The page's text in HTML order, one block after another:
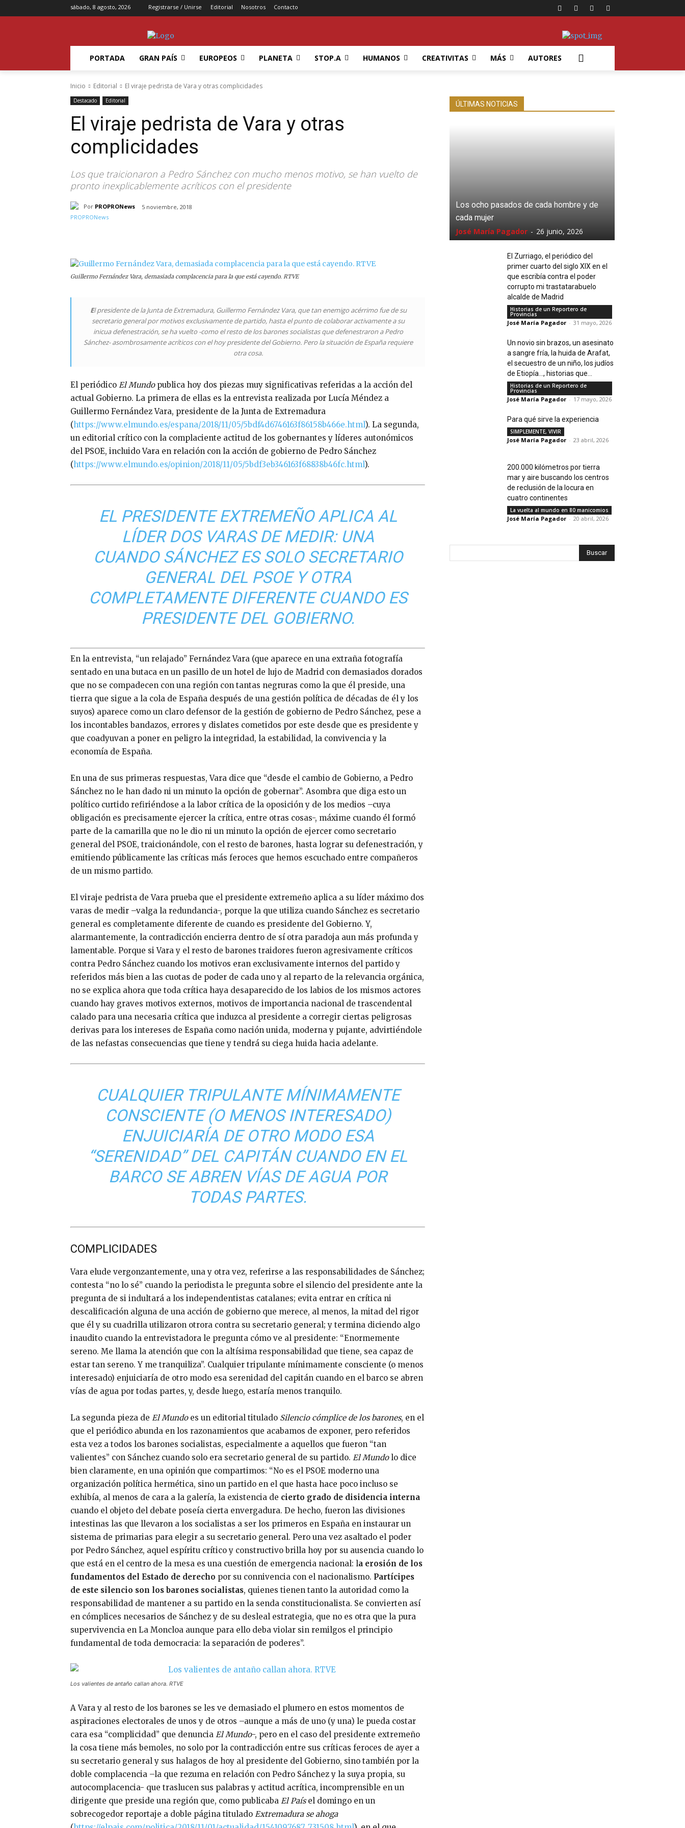
sábado, 8 agosto, 2026 Registrarse / Unirse Editorial Nosotros Contacto
PORTADA GRAN PAÍS EUROPEOS PLANETA STOP.A HUMANOS CREATIVITAS MÁS AUTORES
Inicio Editorial El viraje pedrista de Vara y otras complicidades
Destacado Editorial
El viraje pedrista de Vara y otras
complicidades
Los que traicionaron a Pedro Sánchez con mucho menos motivo, se han vuelto de
pronto inexplicablemente acríticos con el presidente
Por PROPRONews 5 noviembre, 2018
Guillermo Fernández Vara, demasiada complacencia para la que está cayendo. RTVE
El presidente de la Junta de Extremadura, Guillermo Fernández Vara, que tan enemigo acérrimo fue de su
secretario general por motivos exclusivamente de partido, hasta el punto de colaborar activamente a su
inicua defenestración, se ha vuelto -como el resto de los barones socialistas que defenestraron a Pedro
Sánchez- asombrosamente acríticos con el hoy presidente del Gobierno. Pero la situación de España requiere
otra cosa.
El periódico El Mundopublica hoy dos piezas muy significativas referidas a la acción del
actual Gobierno. La primera de ellas es la entrevista realizada por Lucía Méndez a
Guillermo Fernández Vara, presidente de la Junta de Extremadura
(https://www.elmundo.es/espana/2018/11/05/5bdf4d6746163f86158b466e.html). La segunda,
un editorial crítico con la complaciente actitud de los gobernantes y líderes autonómicos
del PSOE, incluido Vara en relación con la acción de gobierno de Pedro Sánchez
(https://www.elmundo.es/opinion/2018/11/05/5bdf3eb346163f68838b46fc.html).
EL PRESIDENTE EXTREMEÑO APLICA AL
LÍDER DOS VARAS DE MEDIR: UNA
CUANDO SÁNCHEZ ES SOLO SECRETARIO
GENERAL DEL PSOE Y OTRA
COMPLETAMENTE DIFERENTE CUANDO ES
PRESIDENTE DEL GOBIERNO.
En la entrevista, “un relajado” Fernández Vara (que aparece en una extraña fotografía
sentado en una butaca en un pasillo de un hotel de lujo de Madrid con demasiados dorados
que no se compadecen con una región con tantas negruras como la que él preside, una
tierra que sigue a la cola de España después de una gestión política de décadas de él y los
suyos) aparece como un claro defensor de la gestión de gobierno de Pedro Sánchez, pese a
los incontables bandazos, errores y dislates cometidos por este desde que es presidente y
que coadyuvan a poner en peligro la integridad, la estabilidad, la convivencia y la
economía de España.
En una de sus primeras respuestas, Vara dice que “desde el cambio de Gobierno, a Pedro
Sánchez no le han dado ni un minuto la opción de gobernar”. Asombra que diga esto un
político curtido refiriéndose a la labor crítica de la oposición y de los medios –cuya
obligación es precisamente ejercer la crítica, entre otras cosas-, máxime cuando él formó
parte de la camarilla que no le dio ni un minuto la opción de ejercer como secretario
general del PSOE, traicionándole, con el resto de barones, hasta lograr su defenestración, y
emitiendo públicamente las críticas más feroces que hemos escuchado entre compañeros
de un mismo partido.
El viraje pedrista de Vara prueba que el presidente extremeño aplica a su líder máximo dos
varas de medir –valga la redundancia-, porque la que utiliza cuando Sánchez es secretario
general es completamente diferente de cuando es presidente del Gobierno. Y,
alarmantemente, la contradicción encierra dentro de sí otra paradoja aun más profunda y
lamentable. Porque si Vara y el resto de barones traidores fueron agresivamente críticos
contra Pedro Sánchez cuando los motivos eran exclusivamente internos del partido y
referidos más bien a las cuotas de poder de cada uno y al reparto de la relevancia orgánica,
no se explica ahora que toda crítica haya desaparecido de los labios de los mismos actores
cuando hay graves motivos externos, motivos de importancia nacional de trascendental
calado para una necesaria crítica que induzca al presidente a corregir ciertas peligrosas
derivas para los intereses de España como nación unida, moderna y pujante, advirtiéndole
de las nefastas consecuencias que tiene y tendrá su ciega huida hacia adelante.
CUALQUIER TRIPULANTE MÍNIMAMENTE
CONSCIENTE (O MENOS INTERESADO)
ENJUICIARÍA DE OTRO MODO ESA
“SERENIDAD” DEL CAPITÁN CUANDO EN EL
BARCO SE ABREN VÍAS DE AGUA POR
TODAS PARTES.
COMPLICIDADES
Vara elude vergonzantemente, una y otra vez, referirse a las responsabilidades de Sánchez;
contesta “no lo sé” cuando la periodista le pregunta sobre el silencio del presidente ante la
pregunta de si indultará a los independentistas catalanes; evita entrar en crítica ni
descalificación alguna de una acción de gobierno que merece, al menos, la mitad del rigor
que él y su cuadrilla utilizaron otrora contra su secretario general; y termina diciendo algo
inaudito cuando la entrevistadora le pregunta cómo ve al presidente: “Enormemente
sereno. Me llama la atención que con la altísima responsabilidad que tiene, sea capaz de
estar tan sereno. Y me tranquiliza”. Cualquier tripulante mínimamente consciente (o menos
interesado) enjuiciaría de otro modo esa serenidad del capitán cuando en el barco se abren
vías de agua por todas partes, y, desde luego, estaría menos tranquilo.
La segunda pieza de El Mundo es un editorial titulado Silencio cómplice de los barones, en el
que el periódico abunda en los razonamientos que acabamos de exponer, pero referidos
esta vez a todos los barones socialistas, especialmente a aquellos que fueron “tan
valientes” con Sánchez cuando solo era secretario general de su partido. El Mundolo dice
bien claramente, en una opinión que compartimos: “No es el PSOE moderno una
organización política hermética, sino un partido en el que hasta hace poco incluso se
exhibía, al menos de cara a la galería, la existencia de cierto grado de disidencia interna
cuando el objeto del debate poseía cierta envergadura. De hecho, fueron las divisiones
intestinas las que llevaron a los socialistas a ser los primeros en España en instaurar un
sistema de primarias para elegir a su secretario general. Pero una vez asaltado el poder
por Pedro Sánchez, aquel espíritu crítico y constructivo brilla hoy por su ausencia cuando lo
que está en el centro de la mesa es una cuestión de emergencia nacional: la erosión de los
fundamentos del Estado de derecho por su connivencia con el nacionalismo. Partícipes
de este silencio son los barones socialistas, quienes tienen tanto la autoridad como la
responsabilidad de mantener a su partido en la senda constitucionalista. Se convierten así
en cómplices necesarios de Sánchez y de su desleal estrategia, que no es otra que la pura
supervivencia en La Moncloa aunque para ello deba violar sin remilgos el principio
fundamental de toda democracia: la separación de poderes”.
Los valientes de antaño callan ahora. RTVE
A Vara y al resto de los barones se les ve demasiado el plumero en estos momentos de
aspiraciones electorales de unos y de otros –aunque a más de uno (y una) le pueda costar
cara esa “complicidad” que denuncia El Mundo-, pero en el caso del presidente extremeño
la cosa tiene más bemoles, no solo por la contradicción entre sus críticas feroces de ayer a
su secretario general y sus halagos de hoy al presidente del Gobierno, sino también por la
doble complacencia –la que rezuma en relación con Pedro Sánchez y la suya propia, su
autocomplacencia- que traslucen sus palabras y actitud acrítica, incomprensible en un
dirigente que preside una región que, como publicaba El Paísel domingo en un
sobrecogedor reportaje a doble página titulado Extremadura se ahoga
ÚLTIMAS NOTICIAS
Los ocho pasados de cada hombre y de
cada mujer
José María Pagador - 26 junio, 2026
El Zurriago, el periódico del
primer cuarto del siglo XIX en el
que escribía contra el poder
corrupto mi trastatarabuelo
alcalde de Madrid
Historias de un Reportero de
Provincias
José María Pagador - 31 mayo, 2026
Un novio sin brazos, un asesinato
a sangre fría, la huida de Arafat,
el secuestro de un niño, los judíos
de Etiopía…, historias que...
Historias de un Reportero de
Provincias
José María Pagador - 17 mayo, 2026
Para qué sirve la experiencia
SIMPLEMENTE, VIVIR
José María Pagador - 23 abril, 2026
200.000 kilómetros por tierra
mar y aire buscando los centros
de reclusión de la locura en
cuatro continentes
La vuelta al mundo en 80 manicomios
José María Pagador - 20 abril, 2026
Buscar